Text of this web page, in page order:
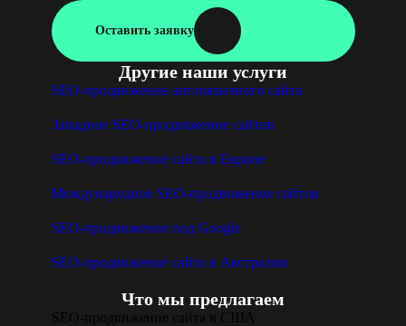
Оставить заявку
Другие наши услуги
SEO-продвижение англоязычного сайта
Западное SEO-продвижение сайтов
SEO-продвижение сайта в Европе
Международное SEO-продвижение сайтов
SEO-продвижение под Google
SEO-продвижение сайта в Австралии
Что мы предлагаем
SEO-продвижение сайта в США